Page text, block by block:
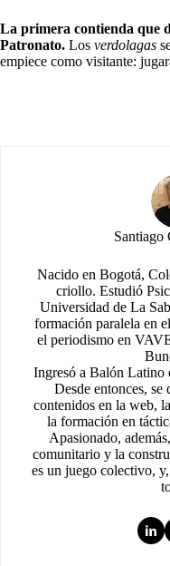
La primera contienda que
Patronato. Los verdolagas
empiece como visitante:
Santiago
Nacido en Bogotá,
criollo. Estudió
Universidad de La
formación paralela en
el periodismo en
Ingresó a Balón Latino
Desde entonces, se
contenidos en la web,
la formación en
Apasionado,
comunitario y la
es un juego colectivo,